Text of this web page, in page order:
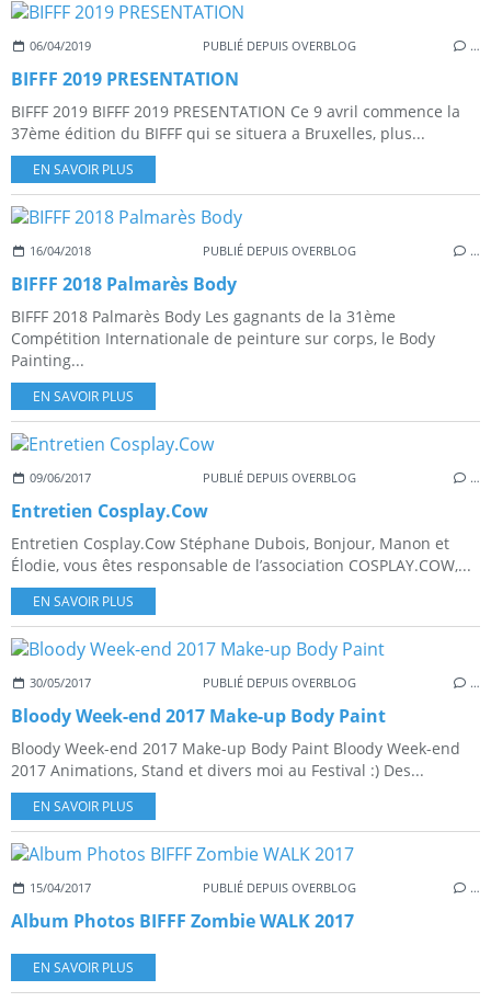
06/04/2019 PUBLIÉ DEPUIS OVERBLOG …
BIFFF 2019 PRESENTATION
BIFFF 2019 BIFFF 2019 PRESENTATION Ce 9 avril commence la
37ème édition du BIFFF qui se situera a Bruxelles, plus...
EN SAVOIR PLUS
16/04/2018 PUBLIÉ DEPUIS OVERBLOG …
BIFFF 2018 Palmarès Body
BIFFF 2018 Palmarès Body Les gagnants de la 31ème
Compétition Internationale de peinture sur corps, le Body
Painting...
EN SAVOIR PLUS
09/06/2017 PUBLIÉ DEPUIS OVERBLOG …
Entretien Cosplay.Cow
Entretien Cosplay.Cow Stéphane Dubois, Bonjour, Manon et
Élodie, vous êtes responsable de l’association COSPLAY.COW,...
EN SAVOIR PLUS
30/05/2017 PUBLIÉ DEPUIS OVERBLOG …
Bloody Week-end 2017 Make-up Body Paint
Bloody Week-end 2017 Make-up Body Paint Bloody Week-end
2017 Animations, Stand et divers moi au Festival :) Des...
EN SAVOIR PLUS
15/04/2017 PUBLIÉ DEPUIS OVERBLOG …
Album Photos BIFFF Zombie WALK 2017
EN SAVOIR PLUS